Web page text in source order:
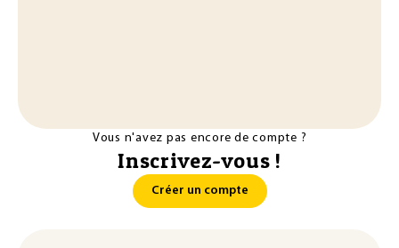
Vous n'avez pas encore de compte ?
Inscrivez-vous !
Créer un compte